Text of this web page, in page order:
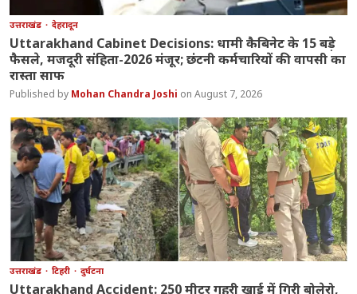
उत्तराखंड देहरादून
Uttarakhand Cabinet Decisions: धामी कैबिनेट के 15 बड़े
फैसले, मजदूरी संहिता-2026 मंजूर; छंटनी कर्मचारियों की वापसी का
रास्ता साफ
Mohan Chandra Joshi August 7, 2026
उत्तराखंड टिहरी दुर्घटना
Uttarakhand Accident: 250 मीटर गहरी खाई में गिरी बोलेरो,